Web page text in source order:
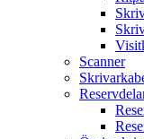
Scanner